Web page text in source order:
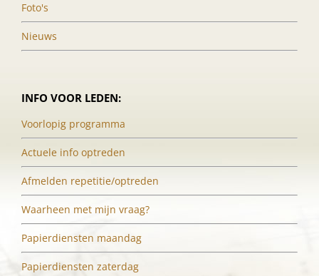
Foto's
Nieuws
INFO VOOR LEDEN:
Voorlopig programma
Actuele info optreden
Afmelden repetitie/optreden
Waarheen met mijn vraag?
Papierdiensten maandag
Papierdiensten zaterdag